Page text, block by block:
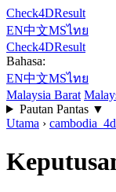
Check4DResult
EN中文MSไทย
Check4DResult
Bahasa:
EN中文MSไทย
Malaysia Barat
Pautan Pantas ▼
Utama ›